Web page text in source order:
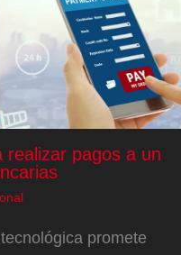
realizar pagos a un
promete